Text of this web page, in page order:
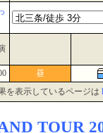
昼
を表示しているページは
TOUR